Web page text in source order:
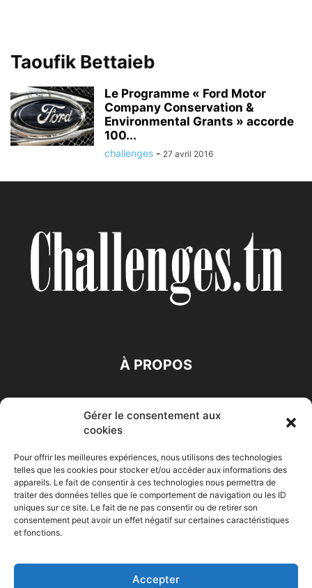
Gérer le consentement aux
cookies
Pour offrir les meilleures expériences, nous utilisons des technologies
telles que les cookies pour stocker et/ou accéder aux informations des
appareils. Le fait de consentir à ces technologies nous permettra de
traiter des données telles que le comportement de navigation ou les ID
uniques sur ce site. Le fait de ne pas consentir ou de retirer son
consentement peut avoir un effet négatif sur certaines caractéristiques
et fonctions.
Accepter
Taoufik Bettaieb
Le Programme « Ford Motor
Company Conservation &
Environmental Grants » accorde
100...
challenges - 27 avril 2016
À PROPOS
Accueil Economie Entreprises Entrepreneur
Maghreb